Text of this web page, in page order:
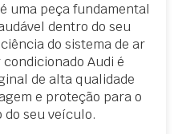
uma peça fundamental
dentro do seu
do sistema de ar
Audi é
de alta qualidade
e proteção para o
do seu veículo.